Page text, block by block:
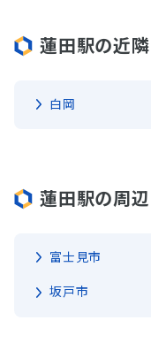
蓮田駅の近
白岡
蓮田駅の周
富士見市
坂戸市